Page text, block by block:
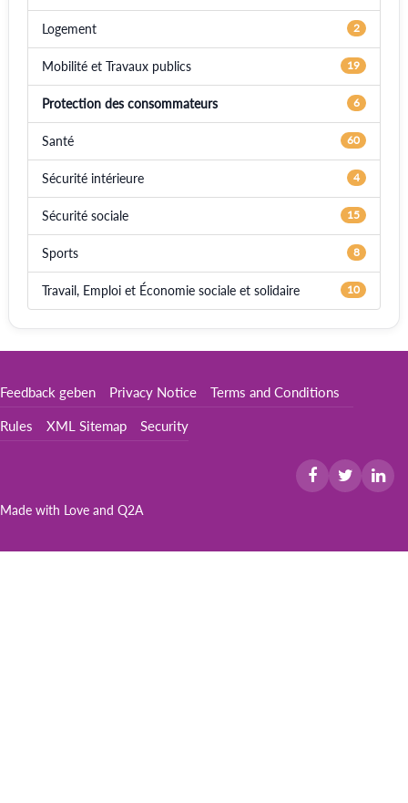
Logement 2
Mobilité et Travaux publics 19
Protection des consommateurs 6
Santé 60
Sécurité intérieure 4
Sécurité sociale 15
Sports 8
Travail, Emploi et Économie sociale et solidaire 10
Feedback geben Privacy Notice Terms and Conditions
Rules XML Sitemap Security
Made with Love and Q2A